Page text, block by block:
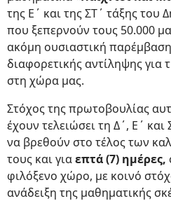
της Ε΄ και της ΣΤ΄ τάξης του
που ξεπερνούν τους 50.000
ακόμη ουσιαστική
διαφορετικής αντίληψης για
στη χώρα μας.
Στόχος της πρωτοβουλίας
έχουν τελειώσει τη Δ΄, Ε΄
να βρεθούν στο τέλος των
τους και γιαεπτά (7) ημέρες,
φιλόξενο χώρο, με κοινό
ανάδειξη της μαθηματικής